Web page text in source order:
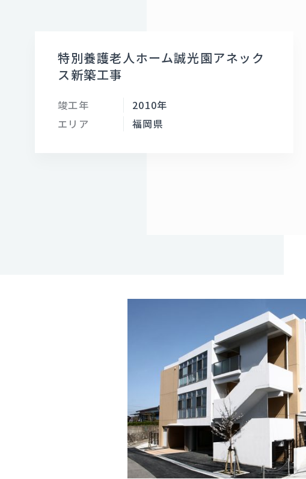
特別養護老人ホーム誠光園アネック
ス新築工事
竣工年
2010年
エリア
福岡県